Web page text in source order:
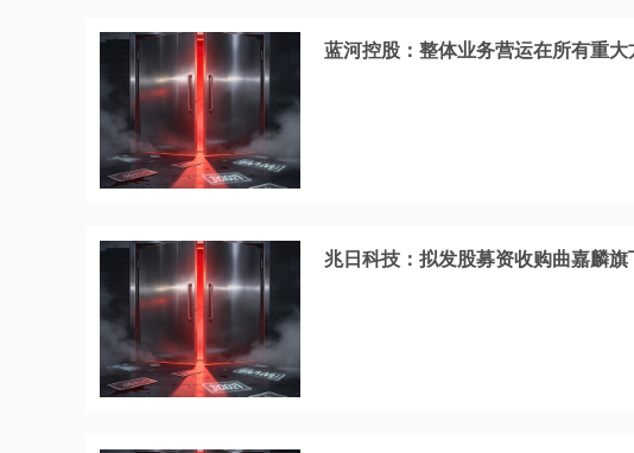
蓝河控股：整体业务营运在所有重
兆日科技：拟发股募资收购曲嘉麟